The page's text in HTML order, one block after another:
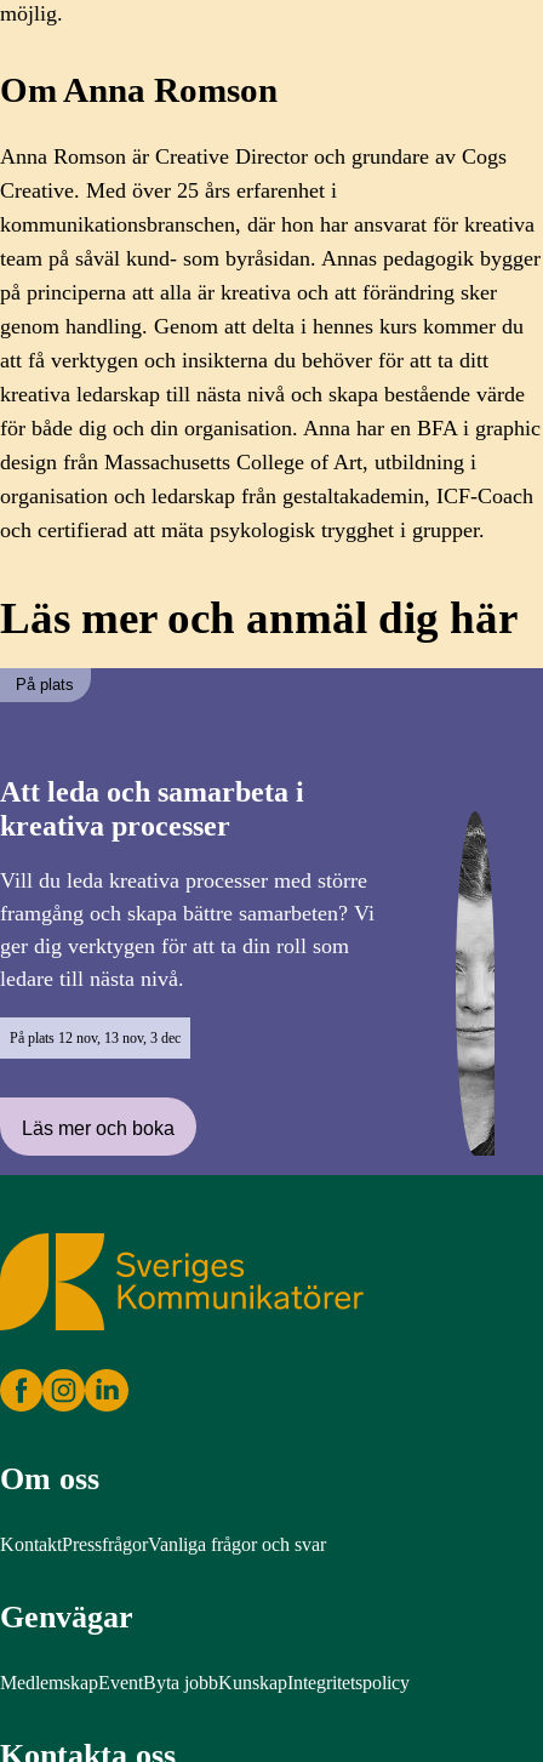
möjlig.
Om Anna Romson
Anna Romson är Creative Director och grundare av Cogs
Creative. Med över 25 års erfarenhet i
kommunikationsbranschen, där hon har ansvarat för kreativa
team på såväl kund- som byråsidan. Annas pedagogik bygger
på principerna att alla är kreativa och att förändring sker
genom handling. Genom att delta i hennes kurs kommer du
att få verktygen och insikterna du behöver för att ta ditt
kreativa ledarskap till nästa nivå och skapa bestående värde
för både dig och din organisation. Anna har en BFA i graphic
design från Massachusetts College of Art, utbildning i
organisation och ledarskap från gestaltakademin, ICF-Coach
och certifierad att mäta psykologisk trygghet i grupper.
Läs mer och anmäl dig här
På plats
Att leda och samarbeta i
kreativa processer
Vill du leda kreativa processer med större
framgång och skapa bättre samarbeten? Vi
ger dig verktygen för att ta din roll som
ledare till nästa nivå.
På plats 12 nov, 13 nov, 3 dec
Läs mer och boka
Sveriges Kommunikatörer
Om oss
KontaktPressfrågorVanliga frågor och svar
Genvägar
MedlemskapEventByta jobbKunskapIntegritetspolicy